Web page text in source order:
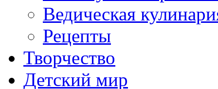
Ведическая
Рецепты
Творчество
Детский мир